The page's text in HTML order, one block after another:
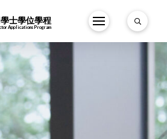
士學位學程
Applications Program